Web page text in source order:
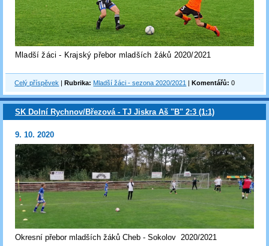
Mladší žáci - Krajský přebor mladších žáků 2020/2021
Celý příspěvek |Rubrika: Mladší žáci - sezona 2020/2021 |Komentářů: 0
SK Dolní Rychnov/Březová - TJ Jiskra Aš "B" 2:3 (1:1)
9. 10. 2020
Okresní přebor mladších žáků Cheb - Sokolov 2020/2021